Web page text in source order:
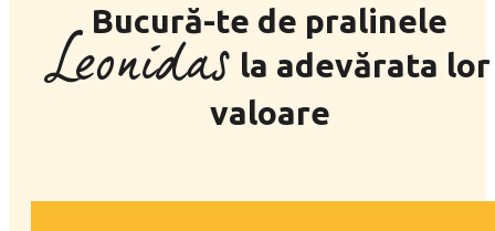
Bucură-te de pralinele
Leonidas la adevărata lor
valoare